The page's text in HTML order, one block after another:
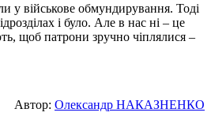
у військове обмундирування. Тоді
і було. Але в нас ні – це
щоб патрони зручно чіплялися –
Автор: Олександр НАКАЗНЕНКО